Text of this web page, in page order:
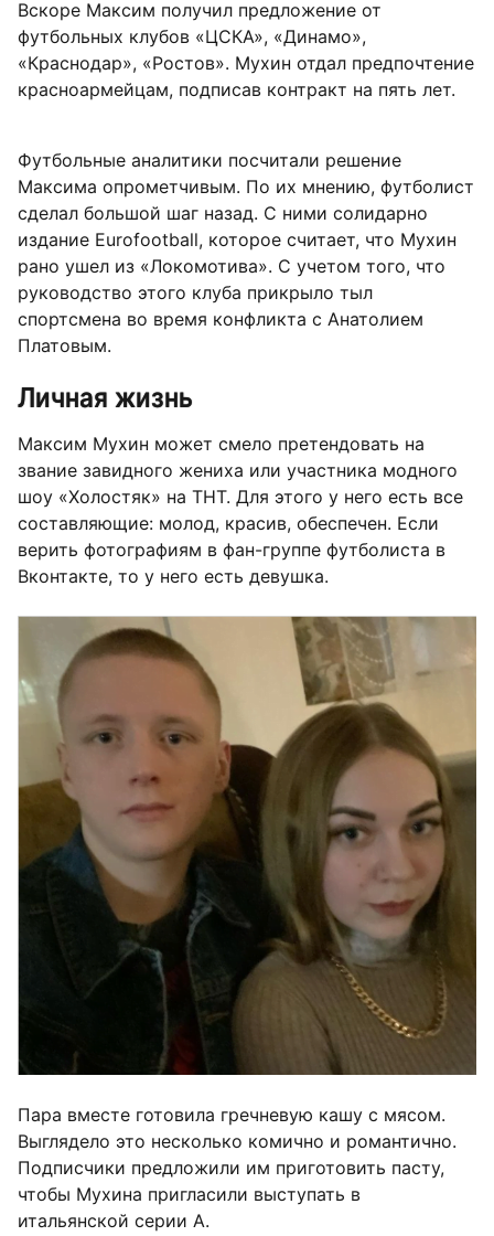
Вскоре Максим получил предложение от
футбольных клубов «ЦСКА», «Динамо»,
«Краснодар», «Ростов». Мухин отдал предпочтение
красноармейцам, подписав контракт на пять лет.
Футбольные аналитики посчитали решение
Максима опрометчивым. По их мнению, футболист
сделал большой шаг назад. С ними солидарно
издание Eurofootball, которое считает, что Мухин
рано ушел из «Локомотива». С учетом того, что
руководство этого клуба прикрыло тыл
спортсмена во время конфликта с Анатолием
Платовым.
Личная жизнь
Максим Мухин может смело претендовать на
звание завидного жениха или участника модного
шоу «Холостяк» на ТНТ. Для этого у него есть все
составляющие: молод, красив, обеспечен. Если
верить фотографиям в фан-группе футболиста в
Вконтакте, то у него есть девушка.
Пара вместе готовила гречневую кашу с мясом.
Выглядело это несколько комично и романтично.
Подписчики предложили им приготовить пасту,
чтобы Мухина пригласили выступать в
итальянской серии А.